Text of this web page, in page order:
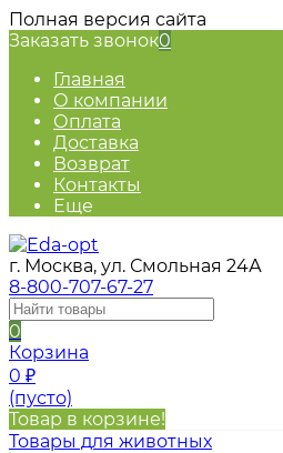
Полная версия сайта
Заказать звонок0
Главная
О компании
Оплата
Доставка
Возврат
Контакты
Еще
г. Москва, ул. Смольная 24А
8-800-707-67-27
0
Корзина
0 ₽
(пусто)
Товар в корзине!
Товары для животных